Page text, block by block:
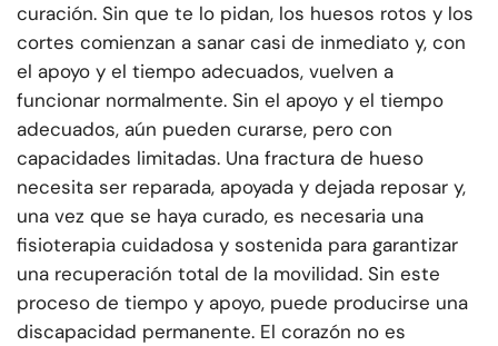
curación. Sin que te lo pidan, los huesos rotos y los
cortes comienzan a sanar casi de inmediato y, con
el apoyo y el tiempo adecuados, vuelven a
funcionar normalmente. Sin el apoyo y el tiempo
adecuados, aún pueden curarse, pero con
capacidades limitadas. Una fractura de hueso
necesita ser reparada, apoyada y dejada reposar y,
una vez que se haya curado, es necesaria una
fisioterapia cuidadosa y sostenida para garantizar
una recuperación total de la movilidad. Sin este
proceso de tiempo y apoyo, puede producirse una
discapacidad permanente. El corazón no es